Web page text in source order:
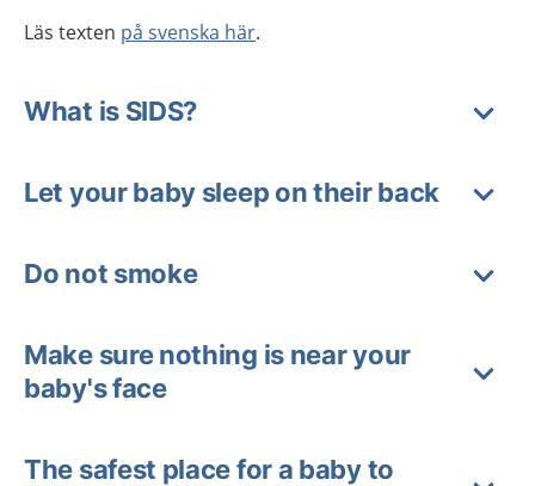
Läs texten på svenska här.
What is SIDS?
Let your baby sleep on their back
Do not smoke
Make sure nothing is near your
baby's face
The safest place for a baby to